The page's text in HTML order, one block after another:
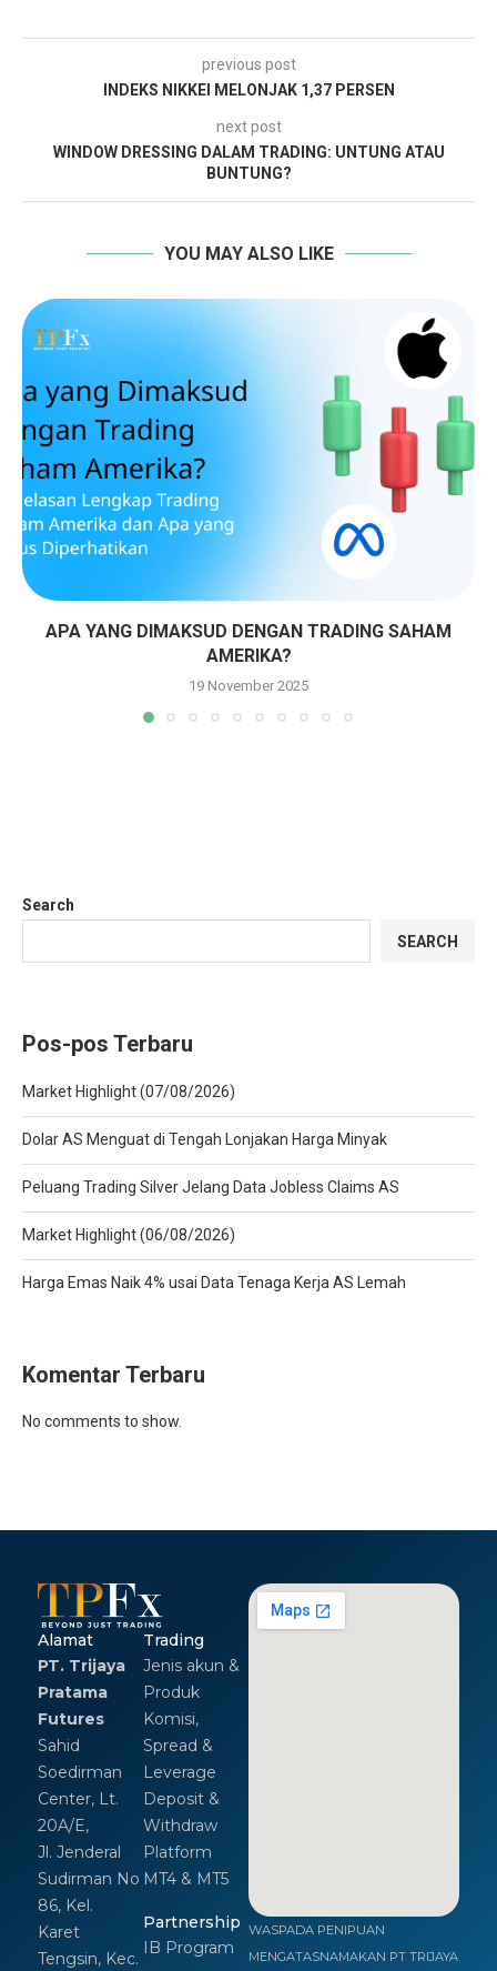
previous post
INDEKS NIKKEI MELONJAK 1,37 PERSEN
next post
WINDOW DRESSING DALAM TRADING: UNTUNG ATAU
BUNTUNG?
YOU MAY ALSO LIKE
APA YANG DIMAKSUD DENGAN TRADING SAHAM
AMERIKA?
19 November 2025
Search
SEARCH
Pos-pos Terbaru
Market Highlight (07/08/2026)
Dolar AS Menguat di Tengah Lonjakan Harga Minyak
Peluang Trading Silver Jelang Data Jobless Claims AS
Market Highlight (06/08/2026)
Harga Emas Naik 4% usai Data Tenaga Kerja AS Lemah
Komentar Terbaru
No comments to show.
Alamat
PT. Trijaya
Pratama
Futures
Sahid
Soedirman
Center, Lt.
20A/E,
Jl. Jenderal
Sudirman No
86, Kel.
Karet
Tengsin, Kec.
Trading
Jenis akun &
Produk
Komisi,
Spread &
Leverage
Deposit &
Withdraw
Platform
MT4 & MT5
Partnership
IB Program
WASPADA PENIPUAN
MENGATASNAMAKAN PT TRIJAYA